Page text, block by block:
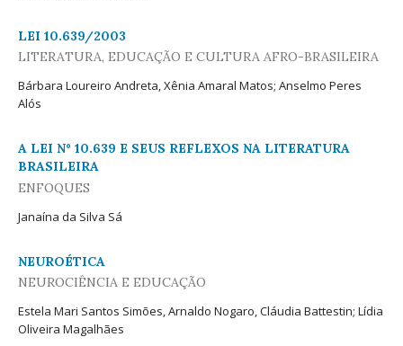
LEI 10.639/2003
LITERATURA, EDUCAÇÃO E CULTURA AFRO-BRASILEIRA
Bárbara Loureiro Andreta, Xênia Amaral Matos; Anselmo Peres
Alós
A LEI Nº 10.639 E SEUS REFLEXOS NA LITERATURA
BRASILEIRA
ENFOQUES
Janaína da Silva Sá
NEUROÉTICA
NEUROCIÊNCIA E EDUCAÇÃO
Estela Mari Santos Simões, Arnaldo Nogaro, Cláudia Battestin; Lídia
Oliveira Magalhães